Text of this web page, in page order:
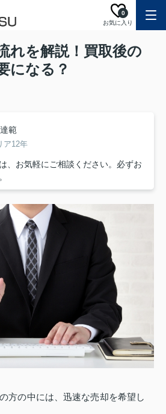
お気に入り
0
れを解説！買取後の
になる？
範
ア12年
、お気軽にご相談ください。必ずお
方の中には、迅速な売却を希望し